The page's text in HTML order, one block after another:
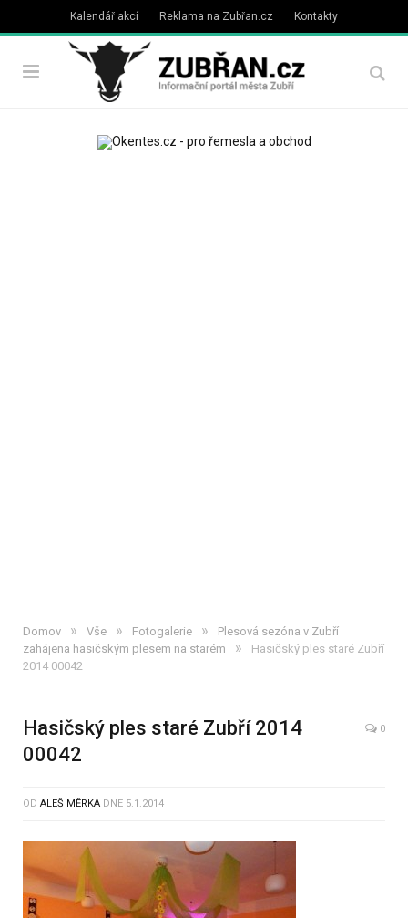
Kalendář akcí Reklama na Zubřan.cz Kontakty
Domov » Vše » Fotogalerie »
Plesová sezóna v Zubří
zahájena hasičským plesem na starém
»
Hasičský ples staré Zubří
2014 00042
Hasičský ples staré Zubří 2014
00042
0
OD ALEŠ MĚRKA DNE 5.1.2014